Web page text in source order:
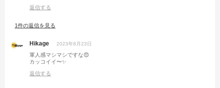
返信する
1件の返信を見る
Hikage 2023年8月23日
軍人感マシマシですな😍
カッコイイ〜✨
返信する